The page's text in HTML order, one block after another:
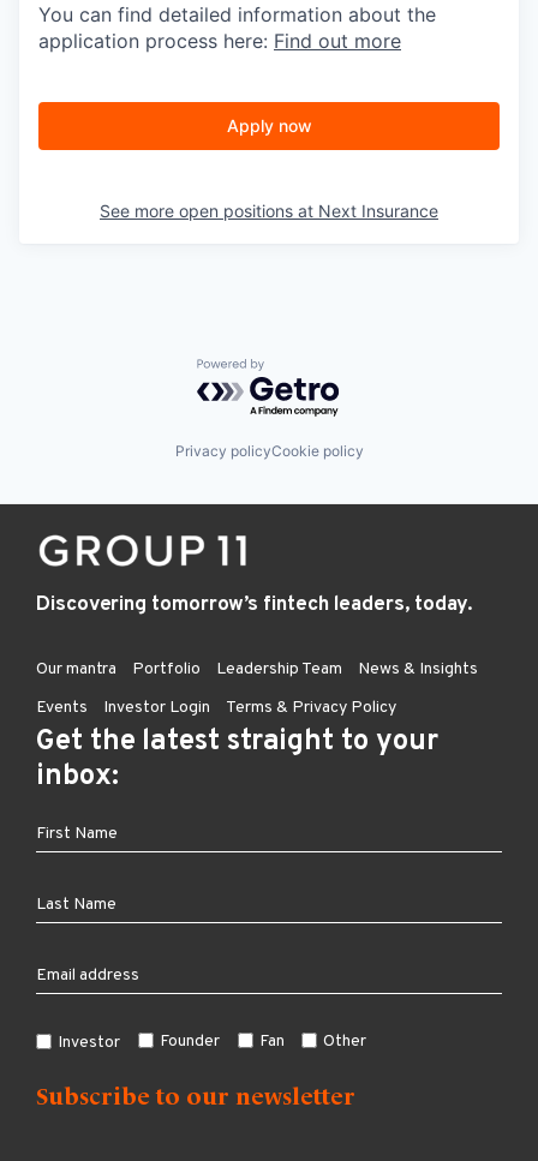
You can find detailed information about the
application process here: Find out more
Apply now
See more open positions at Next Insurance
Powered by Getro.com
Privacy policyCookie policy
Discovering tomorrow’s fintech leaders, today.
Our mantra Portfolio Leadership Team
News & Insights
Events
Investor Login Terms & Privacy Policy
Get the latest straight to your
inbox:
Investor Founder Fan Other